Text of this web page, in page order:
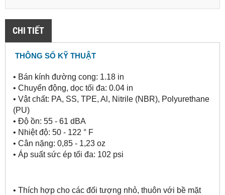
CHI TIẾT
THÔNG SỐ KỸ THUẬT
• Bán kính đường cong: 1.18 in
• Chuyển động, dọc tối đa: 0.04 in
• Vật chất: PA, SS, TPE, Al, Nitrile (NBR), Polyurethane
(PU)
• Độ ồn: 55 - 61 dBA
• Nhiệt độ: 50 - 122 ° F
• Cân nặng: 0,85 - 1,23 oz
• Áp suất sức ép tối đa: 102 psi
• Thích hợp cho các đối tượng nhỏ, thuôn với bề mặt